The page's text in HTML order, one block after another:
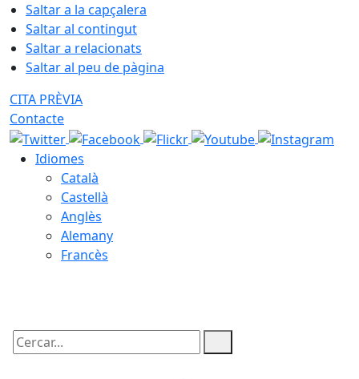
Saltar a la capçalera
Saltar al contingut
Saltar a relacionats
Saltar al peu de pàgina
CITA PRÈVIA
Contacte
Idiomes
Català
Castellà
Anglès
Alemany
Francès
Cercar: